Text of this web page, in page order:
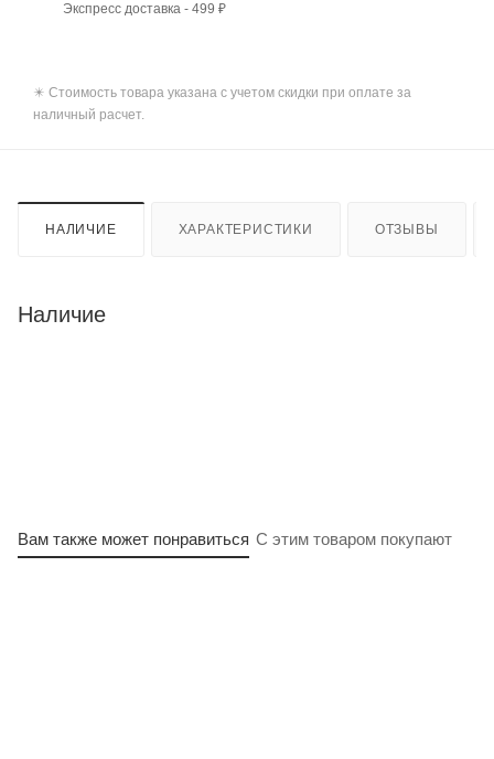
Экспресс доставка - 499 ₽
✴️ Стоимость товара указана с учетом скидки при оплате за
наличный расчет.
НАЛИЧИЕ ХАРАКТЕРИСТИКИ ОТЗЫВЫ
Наличие
Вам также может понравиться С этим товаром покупают